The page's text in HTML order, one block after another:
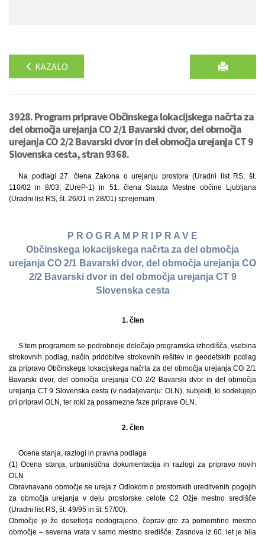
KAZALO
3928. Program priprave Občinskega lokacijskega načrta za
del območja urejanja CO 2/1 Bavarski dvor, del območja
urejanja CO 2/2 Bavarski dvor in del območja urejanja CT 9
Slovenska cesta, stran 9368.
Na podlagi 27. člena Zakona o urejanju prostora (Uradni list RS, št.
110/02 in 8/03; ZUreP-1) in 51. člena Statuta Mestne občine Ljubljana
(Uradni list RS, št. 26/01 in 28/01) sprejemam
P R O G R A M P R I P R A V E
Občinskega lokacijskega načrta za del območja
urejanja CO 2/1 Bavarski dvor, del območja urejanja CO
2/2 Bavarski dvor in del območja urejanja CT 9
Slovenska cesta
1. člen
S tem programom se podrobneje določajo programska izhodišča, vsebina
strokovnih podlag, način pridobitve strokovnih rešitev in geodetskih podlag
za pripravo Občinskega lokacijskega načrta za del območja urejanja CO 2/1
Bavarski dvor, del območja urejanja CO 2/2 Bavarski dvor in del območja
urejanja CT 9 Slovenska cesta (v nadaljevanju: OLN), subjekti, ki sodelujejo
pri pripravi OLN, ter roki za posamezne faze priprave OLN.
2. člen
Ocena stanja, razlogi in pravna podlaga
(1) Ocena stanja, urbanistična dokumentacija in razlogi za pripravo novih
OLN
Obravnavano območje se ureja z Odlokom o prostorskih ureditvenih pogojih
za območja urejanja v delu prostorske celote C2 Ožje mestno središče
(Uradni list RS, št. 49/95 in št. 57/00).
Območje je že desetletja nedograjeno, čeprav gre za pomembno mestno
območje – severna vrata v samo mestno središče. Zasnova iz 60. let je bila